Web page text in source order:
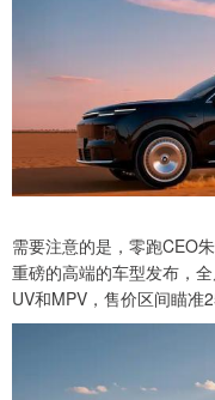
需要注意的是，零跑CEO
重磅的高端的车型发布，
UV和MPV，售价区间瞄准